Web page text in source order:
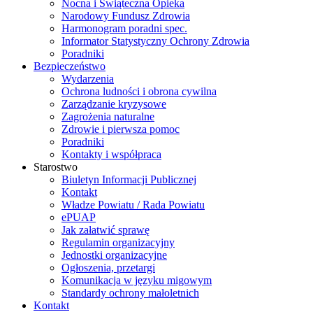
Nocna i Świąteczna Opieka
Narodowy Fundusz Zdrowia
Harmonogram poradni spec.
Informator Statystyczny Ochrony Zdrowia
Poradniki
Bezpieczeństwo
Wydarzenia
Ochrona ludności i obrona cywilna
Zarządzanie kryzysowe
Zagrożenia naturalne
Zdrowie i pierwsza pomoc
Poradniki
Kontakty i współpraca
Starostwo
Biuletyn Informacji Publicznej
Kontakt
Władze Powiatu / Rada Powiatu
ePUAP
Jak załatwić sprawę
Regulamin organizacyjny
Jednostki organizacyjne
Ogłoszenia, przetargi
Komunikacja w języku migowym
Standardy ochrony małoletnich
Kontakt